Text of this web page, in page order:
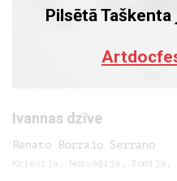
Ivannas dzīve
Renato Borraio Serrano
Krievija, Norvēģija, Somija,
Pilsētā